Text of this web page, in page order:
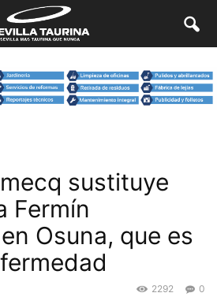
sustituye
Fermín
Osuna, que es
0
2292